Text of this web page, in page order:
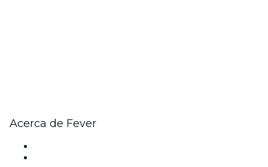
Acerca de Fever